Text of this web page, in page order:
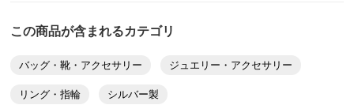
この商品が含まれるカテゴリ
バッグ・靴・アクセサリー ジュエリー・アクセサリー
リング・指輪 シルバー製